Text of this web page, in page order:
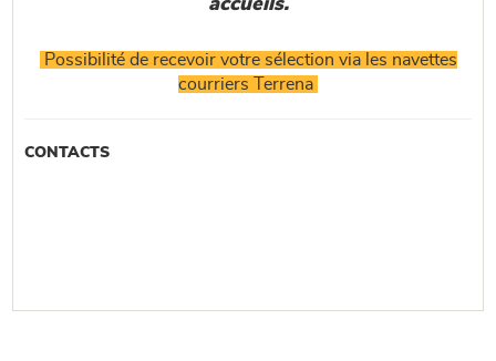
accueils.
Possibilité de recevoir votre sélection via les navettes
courriers Terrena
CONTACTS